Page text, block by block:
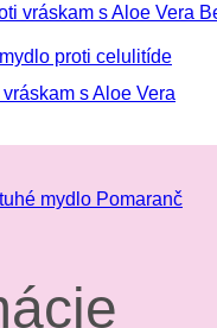
proti celulitíde
mydlo Pomaranč
s Aloe Vera